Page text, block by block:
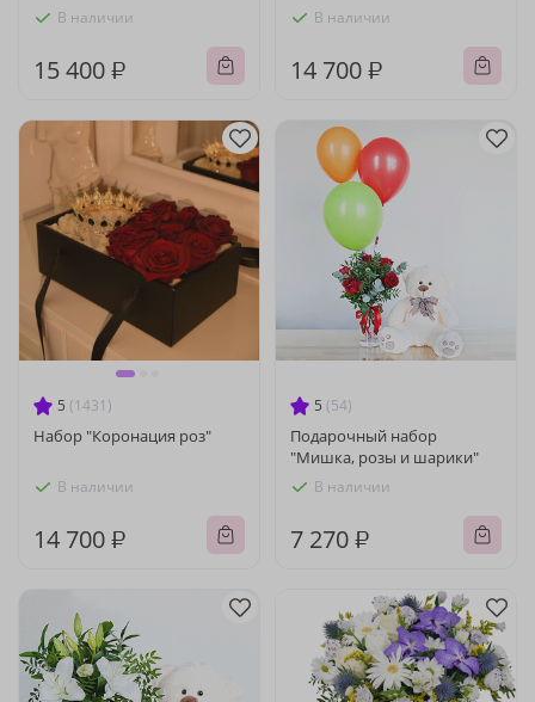
В наличии
15 400 ₽
В наличии
14 700 ₽
5 (1431)
Набор "Коронация роз"
В наличии
14 700 ₽
5 (54)
Подарочный набор
"Мишка, розы и шарики"
В наличии
7 270 ₽